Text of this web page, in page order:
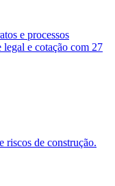
e processos
legal e cotação com 27
riscos de construção.